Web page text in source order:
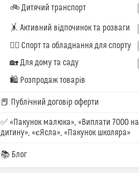
🚲 Дитячий транспорт
🤸 Активний відпочинок та розваги
🏋️‍♂️ Спорт та обладнання для спорту
🏡 Для дому та саду
🛍 Розпродаж товарів
📕 Публічний договір оферти
✅ «Пакунок малюка», «Виплати 7000 на
дитину», «єЯсла», «Пакунок школяра»
📚 Блог